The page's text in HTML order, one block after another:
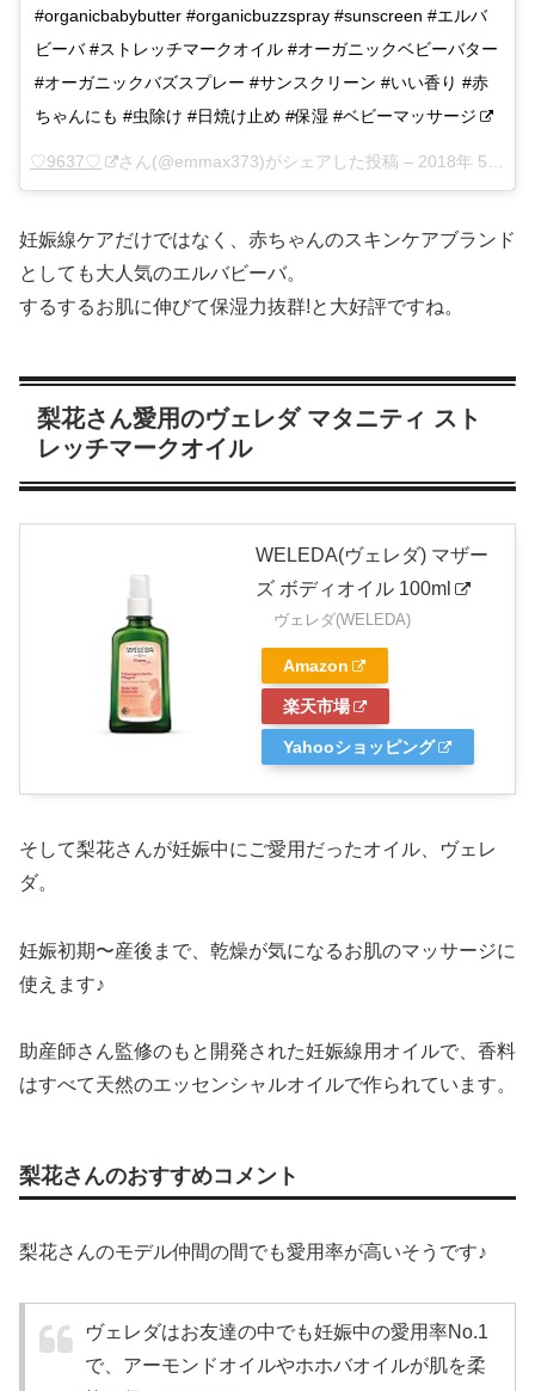
#organicbabybutter #organicbuzzspray #sunscreen #エルバ
ビーバ #ストレッチマークオイル #オーガニックベビーバター
#オーガニックバズスプレー #サンスクリーン #いい香り #赤
ちゃんにも #虫除け #日焼け止め #保湿 #ベビーマッサージ
♡9637♡ さん(@emmax373)がシェアした投稿 – 2018年 5月月8日午前1時41分PDT
妊娠線ケアだけではなく、赤ちゃんのスキンケアブランド
としても大人気のエルバビーバ。
するするお肌に伸びて保湿力抜群!と大好評ですね。
梨花さん愛用のヴェレダ マタニティ スト
レッチマークオイル
WELEDA(ヴェレダ) マザー
ズ ボディオイル 100ml
ヴェレダ(WELEDA)
Amazon
楽天市場
Yahooショッピング
そして梨花さんが妊娠中にご愛用だったオイル、ヴェレ
ダ。
妊娠初期〜産後まで、乾燥が気になるお肌のマッサージに
使えます♪
助産師さん監修のもと開発された妊娠線用オイルで、香料
はすべて天然のエッセンシャルオイルで作られています。
梨花さんのおすすめコメント
梨花さんのモデル仲間の間でも愛用率が高いそうです♪
ヴェレダはお友達の中でも妊娠中の愛用率No.1
で、アーモンドオイルやホホバオイルが肌を柔